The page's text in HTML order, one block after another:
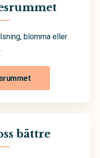
blomma eller
bättre